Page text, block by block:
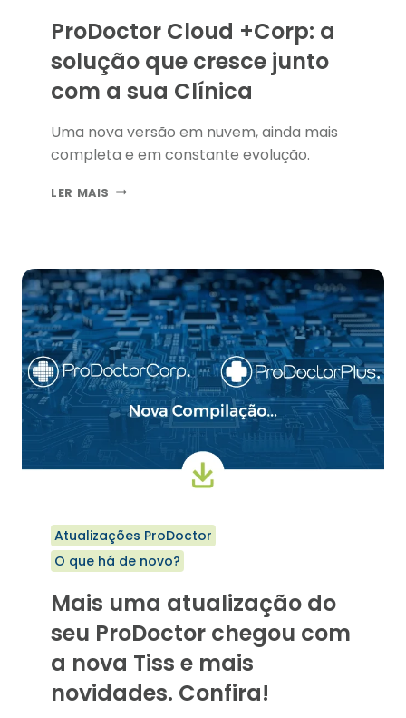
ProDoctor Cloud +Corp: a
solução que cresce junto
com a sua Clínica
Uma nova versão em nuvem, ainda mais
completa e em constante evolução.
LER MAIS PRODOCTOR
QUE
CRESCE
JUNTO
COM
A
SUA
CLÍNICA
Atualizações ProDoctor
O que há de novo?
Mais uma atualização do
seu ProDoctor chegou com
a nova Tiss e mais
novidades. Confira!